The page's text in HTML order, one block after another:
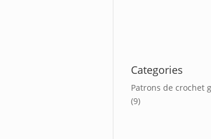
Categories
Patrons de crochet
(9)